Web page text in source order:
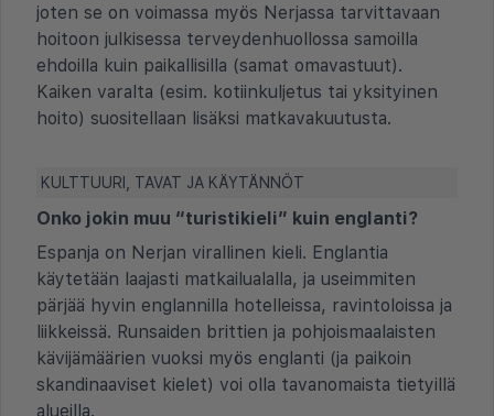
joten se on voimassa myös Nerjassa tarvittavaan
hoitoon julkisessa terveydenhuollossa samoilla
ehdoilla kuin paikallisilla (samat omavastuut).
Kaiken varalta (esim. kotiinkuljetus tai yksityinen
hoito) suositellaan lisäksi matkavakuutusta.
KULTTUURI, TAVAT JA KÄYTÄNNÖT
Onko jokin muu “turistikieli” kuin englanti?
Espanja on Nerjan virallinen kieli. Englantia
käytetään laajasti matkailualalla, ja useimmiten
pärjää hyvin englannilla hotelleissa, ravintoloissa ja
liikkeissä. Runsaiden brittien ja pohjoismaalaisten
kävijämäärien vuoksi myös englanti (ja paikoin
skandinaaviset kielet) voi olla tavanomaista tietyillä
alueilla.